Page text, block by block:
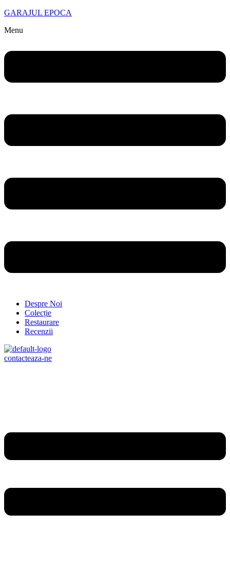
GARAJUL EPOCA
Menu
Despre Noi
Colecție
Restaurare
Recenzii
contacteaza-ne